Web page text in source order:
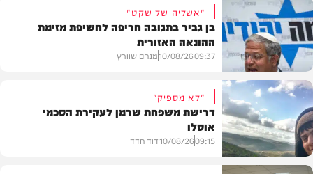
חדשות
"אשליה של שקט"
בן גביר בתגובה חריפה לחשיפת מזימת
ההונאה האזורית
09:37
10/08/26מנחם שוורץ
"לא מספיק"
דרישת משפחת שרמן לעקירת הסכמי
אוסלו
09:15
10/08/26דוד חדד